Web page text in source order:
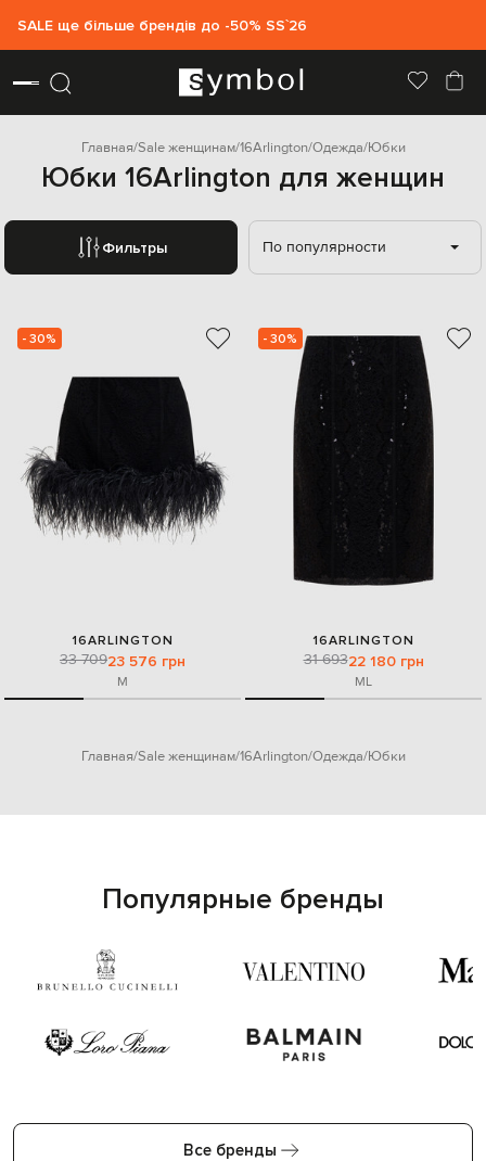
SALE ще більше брендів до -50% SS`26
Главная Sale женщинам 16Arlington Одежда Юбки
Юбки 16Arlington для женщин
Фильтры По популярности
- 30%
16ARLINGTON
33 70923 576 грн
M
- 30%
16ARLINGTON
31 69322 180 грн
ML
Главная Sale женщинам 16Arlington Одежда Юбки
Популярные бренды
Все бренды